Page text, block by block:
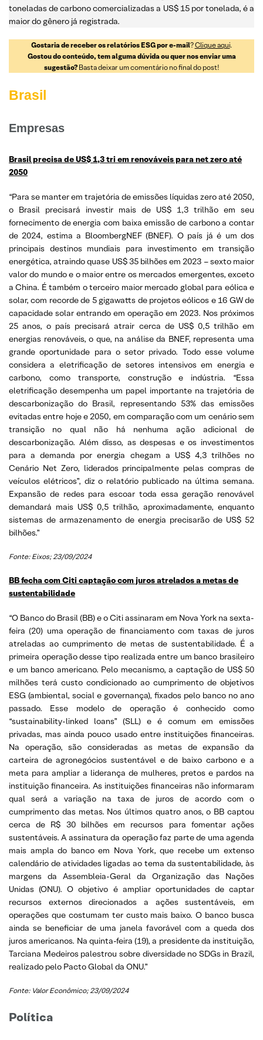
toneladas de carbono comercializadas a US$ 15 por tonelada, é a
maior do gênero já registrada.
Gostaria de receber os relatórios ESG por e-mail?Clique aqui.
Gostou do conteúdo, tem alguma dúvida ou quer nos enviar uma
sugestão?Basta deixar um comentário no final do post!
Brasil
Empresas
Brasil precisa de US$ 1,3 tri em renováveis para net zero até
2050
“Para se manter em trajetória de emissões líquidas zero até 2050,
o Brasil precisará investir mais de US$ 1,3 trilhão em seu
fornecimento de energia com baixa emissão de carbono a contar
de 2024, estima a BloombergNEF (BNEF). O país já é um dos
principais destinos mundiais para investimento em transição
energética, atraindo quase US$ 35 bilhões em 2023 – sexto maior
valor do mundo e o maior entre os mercados emergentes, exceto
a China. É também o terceiro maior mercado global para eólica e
solar, com recorde de 5 gigawatts de projetos eólicos e 16 GW de
capacidade solar entrando em operação em 2023. Nos próximos
25 anos, o país precisará atrair cerca de US$ 0,5 trilhão em
energias renováveis, o que, na análise da BNEF, representa uma
grande oportunidade para o setor privado. Todo esse volume
considera a eletrificação de setores intensivos em energia e
carbono, como transporte, construção e indústria. “Essa
eletrificação desempenha um papel importante na trajetória de
descarbonização do Brasil, representando 53% das emissões
evitadas entre hoje e 2050, em comparação com um cenário sem
transição no qual não há nenhuma ação adicional de
descarbonização. Além disso, as despesas e os investimentos
para a demanda por energia chegam a US$ 4,3 trilhões no
Cenário Net Zero, liderados principalmente pelas compras de
veículos elétricos”, diz o relatório publicado na última semana.
Expansão de redes para escoar toda essa geração renovável
demandará mais US$ 0,5 trilhão, aproximadamente, enquanto
sistemas de armazenamento de energia precisarão de US$ 52
bilhões.”
Fonte: Eixos; 23/09/2024
BB fecha com Citi captação com juros atrelados a metas de
sustentabilidade
“O Banco do Brasil (BB) e o Citi assinaram em Nova York na sexta-
feira (20) uma operação de financiamento com taxas de juros
atreladas ao cumprimento de metas de sustentabilidade. É a
primeira operação desse tipo realizada entre um banco brasileiro
e um banco americano. Pelo mecanismo, a captação de US$ 50
milhões terá custo condicionado ao cumprimento de objetivos
ESG (ambiental, social e governança), fixados pelo banco no ano
passado. Esse modelo de operação é conhecido como
“sustainability-linked loans” (SLL) e é comum em emissões
privadas, mas ainda pouco usado entre instituições financeiras.
Na operação, são consideradas as metas de expansão da
carteira de agronegócios sustentável e de baixo carbono e a
meta para ampliar a liderança de mulheres, pretos e pardos na
instituição financeira. As instituições financeiras não informaram
qual será a variação na taxa de juros de acordo com o
cumprimento das metas. Nos últimos quatro anos, o BB captou
cerca de R$ 30 bilhões em recursos para fomentar ações
sustentáveis. A assinatura da operação faz parte de uma agenda
mais ampla do banco em Nova York, que recebe um extenso
calendário de atividades ligadas ao tema da sustentabilidade, às
margens da Assembleia-Geral da Organização das Nações
Unidas (ONU). O objetivo é ampliar oportunidades de captar
recursos externos direcionados a ações sustentáveis, em
operações que costumam ter custo mais baixo. O banco busca
ainda se beneficiar de uma janela favorável com a queda dos
juros americanos. Na quinta-feira (19), a presidente da instituição,
Tarciana Medeiros palestrou sobre diversidade no SDGs in Brazil,
realizado pelo Pacto Global da ONU.”
Fonte: Valor Econômico; 23/09/2024
Política